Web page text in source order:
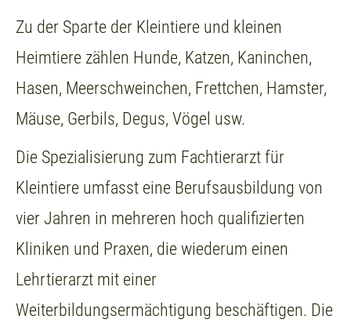
Zu der Sparte der Kleintiere und kleinen
Heimtiere zählen Hunde, Katzen, Kaninchen,
Hasen, Meerschweinchen, Frettchen, Hamster,
Mäuse, Gerbils, Degus, Vögel usw.
Die Spezialisierung zum Fachtierarzt für
Kleintiere umfasst eine Berufsausbildung von
vier Jahren in mehreren hoch qualifizierten
Kliniken und Praxen, die wiederum einen
Lehrtierarzt mit einer
Weiterbildungsermächtigung beschäftigen. Die